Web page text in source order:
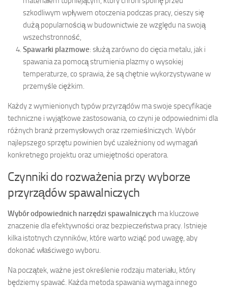
szkodliwym wpływem otoczenia podczas pracy, cieszy się
dużą popularnością w budownictwie ze względu na swoją
wszechstronność,
Spawarki plazmowe: służą zarówno do cięcia metalu, jak i
spawania za pomocą strumienia plazmy o wysokiej
temperaturze, co sprawia, że są chętnie wykorzystywane w
przemyśle ciężkim.
Każdy z wymienionych typów przyrządów ma swoje specyfikacje
techniczne i wyjątkowe zastosowania, co czyni je odpowiednimi dla
różnych branż przemysłowych oraz rzemieślniczych. Wybór
najlepszego sprzętu powinien być uzależniony od wymagań
konkretnego projektu oraz umiejętności operatora.
Czynniki do rozważenia przy wyborze
przyrządów spawalniczych
Wybór odpowiednich narzędzi spawalniczych ma kluczowe
znaczenie dla efektywności oraz bezpieczeństwa pracy. Istnieje
kilka istotnych czynników, które warto wziąć pod uwagę, aby
dokonać właściwego wyboru.
Na początek, ważne jest określenie rodzaju materiału, który
będziemy spawać. Każda metoda spawania wymaga innego